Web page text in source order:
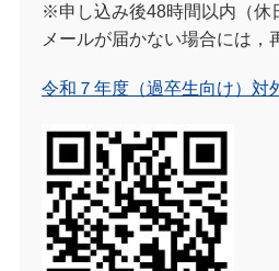
※申し込み後48時間以内（休
メールが届かない場合には，
令和７年度（過卒生向け）対